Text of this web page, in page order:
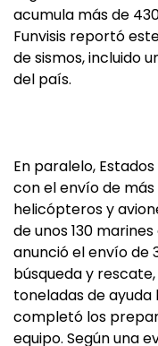
acumula más de
Funvisis reportó
de sismos, incluido
del país.
En paralelo,
con el envío de
helicópteros y
de unos 130
anunció el envío de
búsqueda y
toneladas de
completó los
equipo. Según una